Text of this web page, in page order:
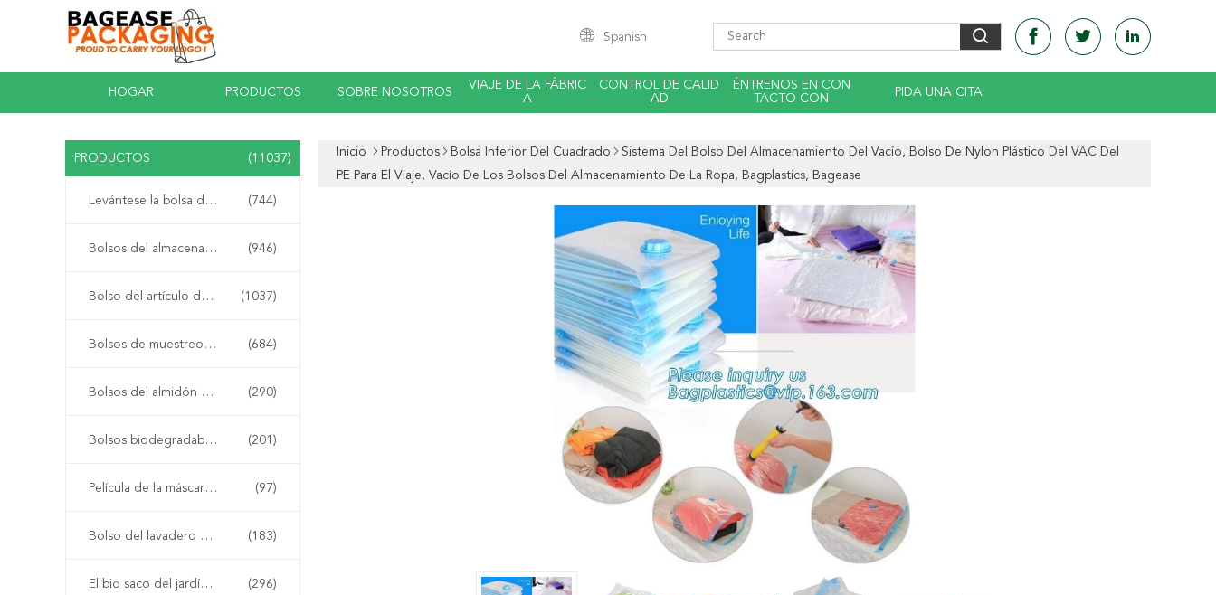
Spanish
HOGAR PRODUCTOS SOBRE NOSOTROS
VIAJE DE LA FÁBRIC
A
CONTROL DE CALID
AD
ÉNTRENOS EN CON
TACTO CON
PIDA UNA CITA
PRODUCTOS (11037)
Levántese la bolsa de la cremallera (744)
Bolsos del almacenamiento del resbalador de la cremallera (946)
Bolso del artículo de tocador del viaje del maquillaje (1037)
Bolsos de muestreo del Biohazard (684)
Bolsos del almidón de maíz del estiércol vegetal (290)
Bolsos biodegradables del correo (201)
Película de la máscara de la cubierta de asiento de carro (97)
Bolso del lavadero del paquete de la ropa (183)
El bio saco del jardín crece el bolso (296)
Inicio Productos Bolsa Inferior Del Cuadrado
Sistema Del Bolso Del Almacenamiento Del Vacío, Bolso De Nylon Plástico Del VAC Del
PE Para El Viaje, Vacío De Los Bolsos Del Almacenamiento De La Ropa, Bagplastics, Bagease